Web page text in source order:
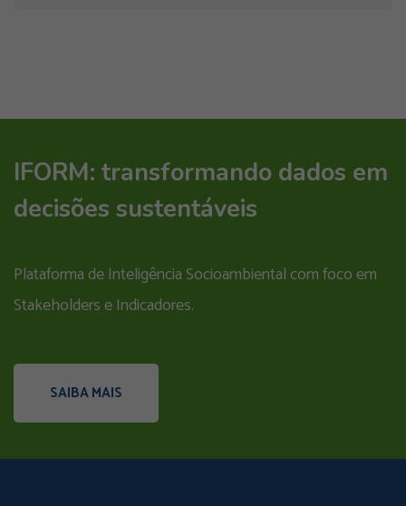
IFORM: transformando dados em
decisões sustentáveis
Plataforma de Inteligência Socioambiental com foco em
Stakeholders e Indicadores.
SAIBA MAIS